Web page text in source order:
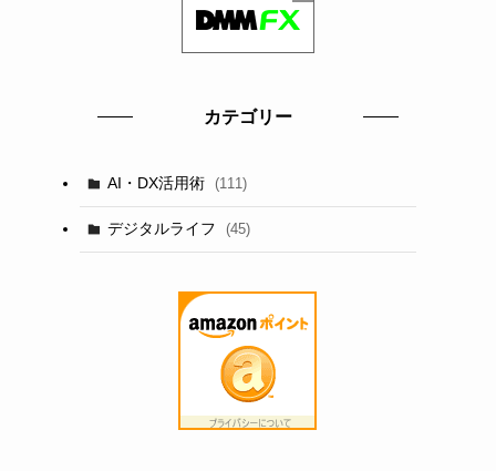
カテゴリー
AI・DX活用術 (111)
デジタルライフ (45)